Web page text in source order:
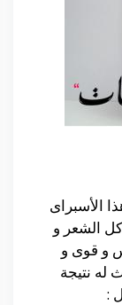
الأسبراى
الشعر و
و قوى و
له نتيجة
: